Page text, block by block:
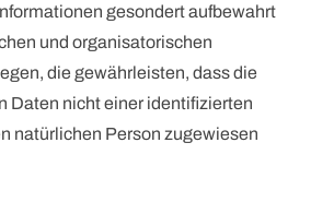
gesondert aufbewahrt
und organisatorischen
die gewährleisten, dass die
Daten nicht einer identifizierten
natürlichen Person zugewiesen